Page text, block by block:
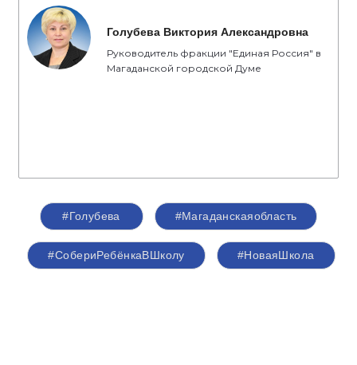
Голубева Виктория Александровна
Руководитель фракции "Единая Россия" в
Магаданской городской Думе
#Голубева #Магаданскаяобласть
#СобериРебёнкаВШколу #НоваяШкола